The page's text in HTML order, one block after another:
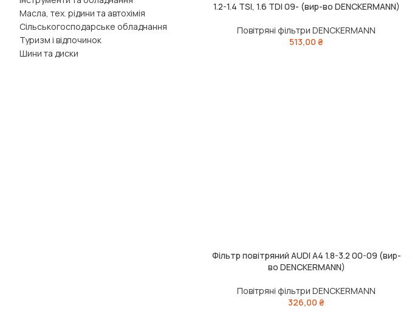
Масла, тех. рідини та автохімія
Сільськогосподарське обладнання
Туризм і відпочинок
Шини та диски
1.2-1.4 TSI, 1.6 TDI 09- (вир-во DENCKERMANN)
Повітряні фільтри DENCKERMANN
513,00₴
ДОДАТИ В КОШИК
Фільтр повітряний AUDI A4 1.8-3.2 00-09 (вир-
во DENCKERMANN)
Повітряні фільтри DENCKERMANN
326,00₴